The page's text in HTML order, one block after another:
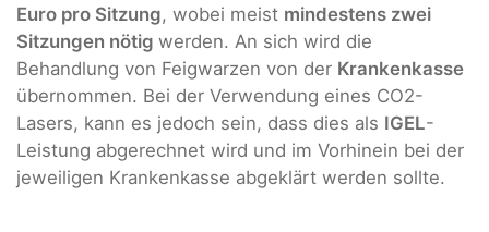
Euro pro Sitzung, wobei meist mindestens zwei
Sitzungen nötig werden. An sich wird die
Behandlung von Feigwarzen von der Krankenkasse
übernommen. Bei der Verwendung eines CO2-
Lasers, kann es jedoch sein, dass dies als IGEL-
Leistung abgerechnet wird und im Vorhinein bei der
jeweiligen Krankenkasse abgeklärt werden sollte.